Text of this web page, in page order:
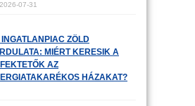
2026-07-31
ZÖLD
MIÉRT KERESIK A
AZ
HÁZAKAT?